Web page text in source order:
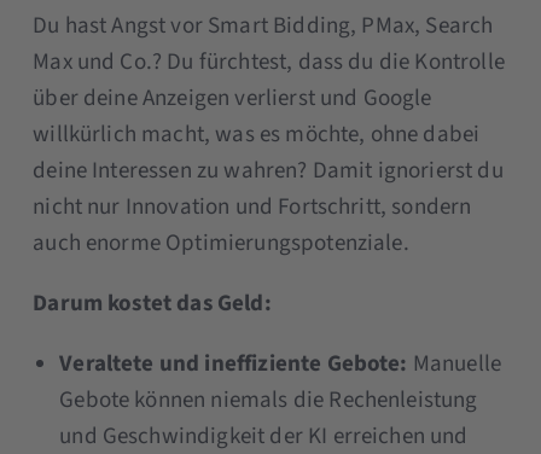
Du hast Angst vor Smart Bidding, PMax, Search
Max und Co.? Du fürchtest, dass du die Kontrolle
über deine Anzeigen verlierst und Google
willkürlich macht, was es möchte, ohne dabei
deine Interessen zu wahren? Damit ignorierst du
nicht nur Innovation und Fortschritt, sondern
auch enorme Optimierungspotenziale.
Darum kostet das Geld:
Veraltete und ineffiziente Gebote: Manuelle
Gebote können niemals die Rechenleistung
und Geschwindigkeit der KI erreichen und